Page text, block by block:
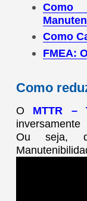
Como
FMEA:
Como
O MTTR –
Ou seja,